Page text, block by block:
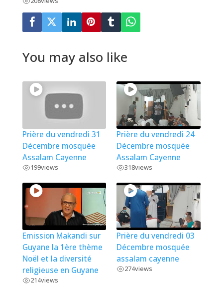
You may also like
Prière du vendredi 31
Décembre mosquée
Assalam Cayenne
199views
Prière du vendredi 24
Décembre mosquée
Assalam Cayenne
318views
Emission Makandi sur
Guyane la 1ère thème
Noël et la diversité
religieuse en Guyane
214views
Prière du vendredi 03
Décembre mosquée
assalam cayenne
274views